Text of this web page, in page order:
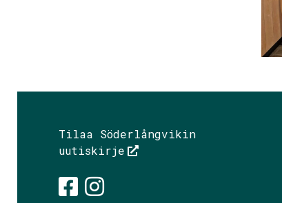
Tilaa Söderlångvikin
uutiskirje